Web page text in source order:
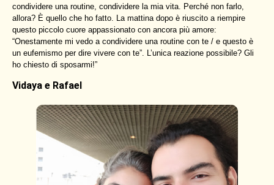
condividere una routine, condividere la mia vita. Perché non farlo,
allora? È quello che ho fatto. La mattina dopo è riuscito a riempire
questo piccolo cuore appassionato con ancora più amore:
“Onestamente mi vedo a condividere una routine con te / e questo è
un eufemismo per dire vivere con te”. L’unica reazione possibile? Gli
ho chiesto di sposarmi!”
Vidaya e Rafael